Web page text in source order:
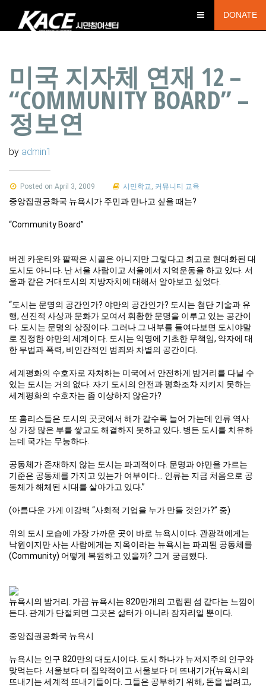
DONATE
미국 지자체 연재 12 –
“COMMUNITY BOARD” –
정보연
by admin1
Posted on April 3, 2009 시민학교 커뮤니티 교육
중앙집권공화국 뉴욕시가 주민과 만나고 싶을 때는?
“Community Board”
버겐 카운티와 팔팍은 시골은 아니지만 그렇다고 최고로 현대화된 대
도시도 아니다. 난 서울 사람이고 서울에서 지역운동을 하고 있다. 서
울과 같은 거대도시의 지방자치에 대해서 알아보고 싶었다.
“도시는 문명의 공간인가? 야만의 공간인가? 도시는 첨단 기술과 유
행, 선진적 사상과 문화가 모여서 휘황한 문명을 이루고 있는 공간이
다. 도시는 문명의 상징이다. 그러나 그 내부를 들여다보면 도시야말
로 진정한 야만의 세계이다. 도시는 익명에 기초한 무책임, 약자에 대
한 무법과 폭력, 비인간적인 범죄와 차별의 공간이다.
세계평화의 수호자로 자처하는 미국에서 안전하게 밤거리를 다닐 수
있는 도시는 거의 없다. 자기 도시의 안전과 평화조차 지키지 못하는
세계평화의 수호자는 좀 이상하지 않은가?
또 홈리스들은 도시의 곳곳에서 해가 갈수록 늘어 가는데 인류 역사
상 가장 많은 부를 쌓고도 해결하지 못하고 있다. 병든 도시를 치유하
는데 국가는 무능하다.
공동체가 존재하지 않는 도시는 파괴적이다. 문명과 야만을 가르는
기준은 공동체를 가지고 있는가 여부이다… 인류는 지금 처음으로 공
동체가 해체된 시대를 살아가고 있다.”
(아름다운 가게 이강백 “사회적 기업을 누가 만들 것인가?” 중)
위의 도시 모습에 가장 가까운 곳이 바로 뉴욕시이다. 관광객에게는
낙원이지만 사는 사람에게는 지옥이라는 뉴욕시는 파괴된 공동체를
(Community) 어떻게 복원하고 있을까? 그게 궁금했다.
뉴욕시의 밤거리. 가끔 뉴욕시는 820만개의 고립된 섬 같다는 느낌이
든다. 관계가 단절되면 그곳은 삶터가 아니라 잠자리일 뿐이다.
중앙집권공화국 뉴욕시
뉴욕시는 인구 820만의 대도시이다. 도시 하나가 뉴저지주의 인구와
맞먹는다. 서울보다 더 집약적이고 서울보다 더 뜨내기가(뉴욕시의
뜨내기는 세계적 뜨내기들이다. 그들은 공부하기 위해, 돈을 벌려고,